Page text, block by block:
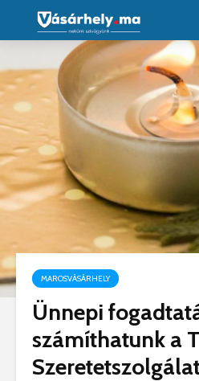
MAROSVÁSÁRHELY
Ünnepi
számíthatunk a